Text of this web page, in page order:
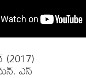
(2017)
ఎస్